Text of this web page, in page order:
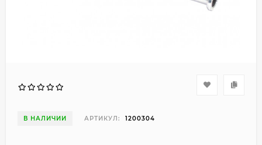
В НАЛИЧИИ АРТИКУЛ: 1200304